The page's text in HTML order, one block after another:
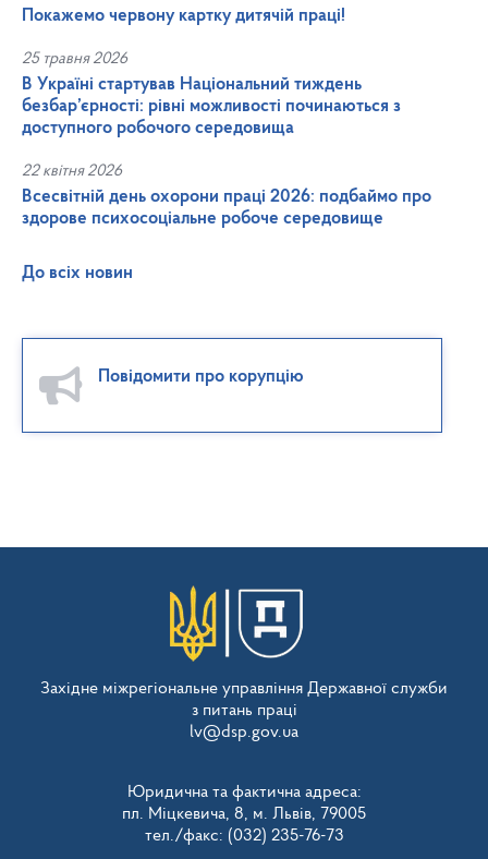
Покажемо червону картку дитячій праці!
25 травня 2026
В Україні стартував Національний тиждень
безбар’єрності: рівні можливості починаються з
доступного робочого середовища
22 квітня 2026
Всесвітній день охорони праці 2026: подбаймо про
здорове психосоціальне робоче середовище
До всіх новин
Повідомити про корупцію
Західне міжрегіональне управління Державної служби
з питань праці
lv@dsp.gov.ua
Юридична та фактична адреса:
пл. Міцкевича, 8, м. Львів, 79005
тел./факс: (032) 235-76-73